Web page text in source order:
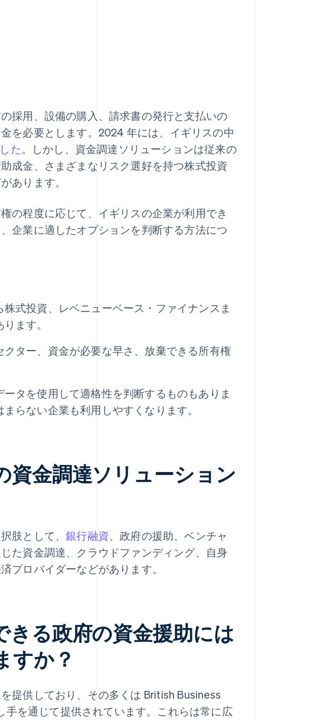
採用、設備の購入、請求書の発行と支払いの
を必要とします。2024 年には、イギリスの中
た。しかし、資金調達ソリューションは従来の
成金、さまざまなリスク選好を持つ株式投資
あります。
の程度に応じて、イギリスの企業が利用でき
企業に適したオプションを判断する方法につ
式投資、レベニューベース・ファイナンスま
ます。
ター、資金が必要な早さ、放棄できる所有権
タを使用して適格性を判断するものもありま
らない企業も利用しやすくなります。
資金調達ソリューション
肢として、銀行融資、政府の援助、ベンチャ
た資金調達、クラウドファンディング、自身
プロバイダーなどがあります。
る政府の資金援助には
すか？
提供しており、その多くは British Business
を通じて提供されています。これらは常に広